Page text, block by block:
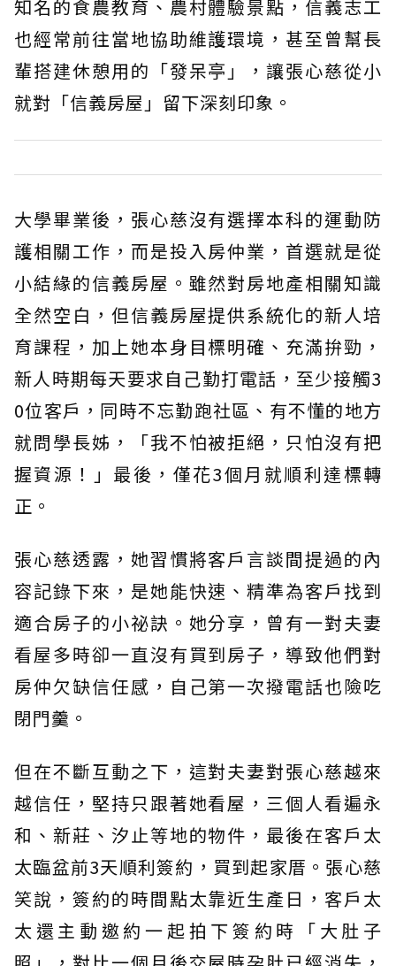
知名的食農教育、農村體驗景點，信義志工
也經常前往當地協助維護環境，甚至曾幫長
輩搭建休憩用的「發呆亭」，讓張心慈從小
就對「信義房屋」留下深刻印象。
大學畢業後，張心慈沒有選擇本科的運動防
護相關工作，而是投入房仲業，首選就是從
小結緣的信義房屋。雖然對房地產相關知識
全然空白，但信義房屋提供系統化的新人培
育課程，加上她本身目標明確、充滿拚勁，
新人時期每天要求自己勤打電話，至少接觸3
0位客戶，同時不忘勤跑社區、有不懂的地方
就問學長姊，「我不怕被拒絕，只怕沒有把
握資源！」最後，僅花3個月就順利達標轉
正。
張心慈透露，她習慣將客戶言談間提過的內
容記錄下來，是她能快速、精準為客戶找到
適合房子的小祕訣。她分享，曾有一對夫妻
看屋多時卻一直沒有買到房子，導致他們對
房仲欠缺信任感，自己第一次撥電話也險吃
閉門羹。
但在不斷互動之下，這對夫妻對張心慈越來
越信任，堅持只跟著她看屋，三個人看遍永
和、新莊、汐止等地的物件，最後在客戶太
太臨盆前3天順利簽約，買到起家厝。張心慈
笑說，簽約的時間點太靠近生產日，客戶太
太還主動邀約一起拍下簽約時「大肚子